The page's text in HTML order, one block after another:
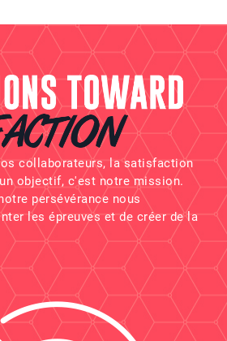
collaborateurs, la satisfaction
objectif, c'est notre mission.
persévérance nous
les épreuves et de créer de la